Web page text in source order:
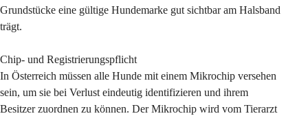
Grundstücke eine gültige Hundemarke gut sichtbar am Halsband
trägt.
Chip- und Registrierungspflicht
In Österreich müssen alle Hunde mit einem Mikrochip versehen
sein, um sie bei Verlust eindeutig identifizieren und ihrem
Besitzer zuordnen zu können. Der Mikrochip wird vom Tierarzt